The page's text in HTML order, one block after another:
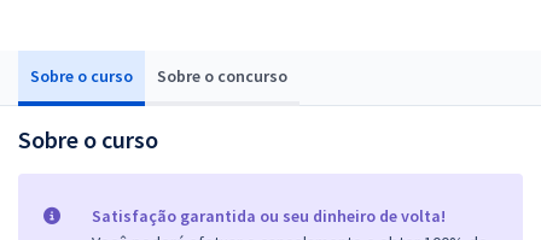
Sobre o curso Sobre o concurso
Sobre o curso
Satisfação garantida ou seu dinheiro de volta!